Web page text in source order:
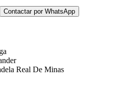
Contactar por WhatsApp
Real De Minas